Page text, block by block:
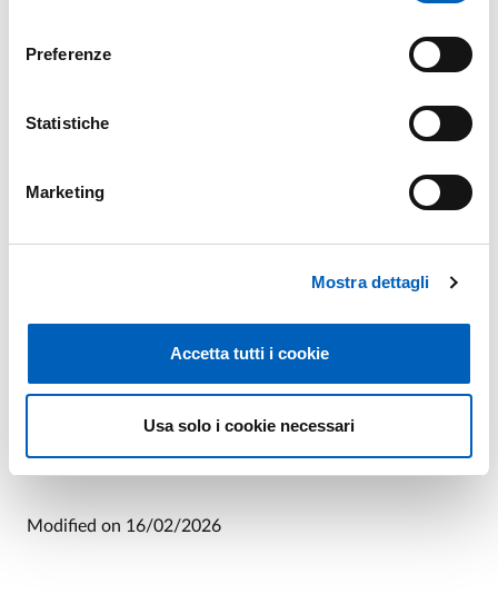
Preferenze
Statistiche
Marketing
Mostra dettagli
Accetta tutti i cookie
Usa solo i cookie necessari
PDF
D.D. APPR.NE ATTI.PDF
Modified on 16/02/2026